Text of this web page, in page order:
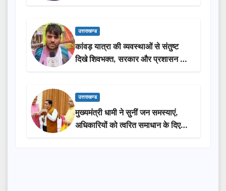
लोगों की भागीदारी…
उत्तराखण्ड
कांवड़ यात्रा की व्यवस्थाओं से संतुष्ट
दिखे शिवभक्त, सरकार और प्रशासन की
सराहना…
उत्तराखण्ड
मुख्यमंत्री धामी ने सुनीं जन समस्याएं,
अधिकारियों को त्वरित समाधान के दिए
निर्देश